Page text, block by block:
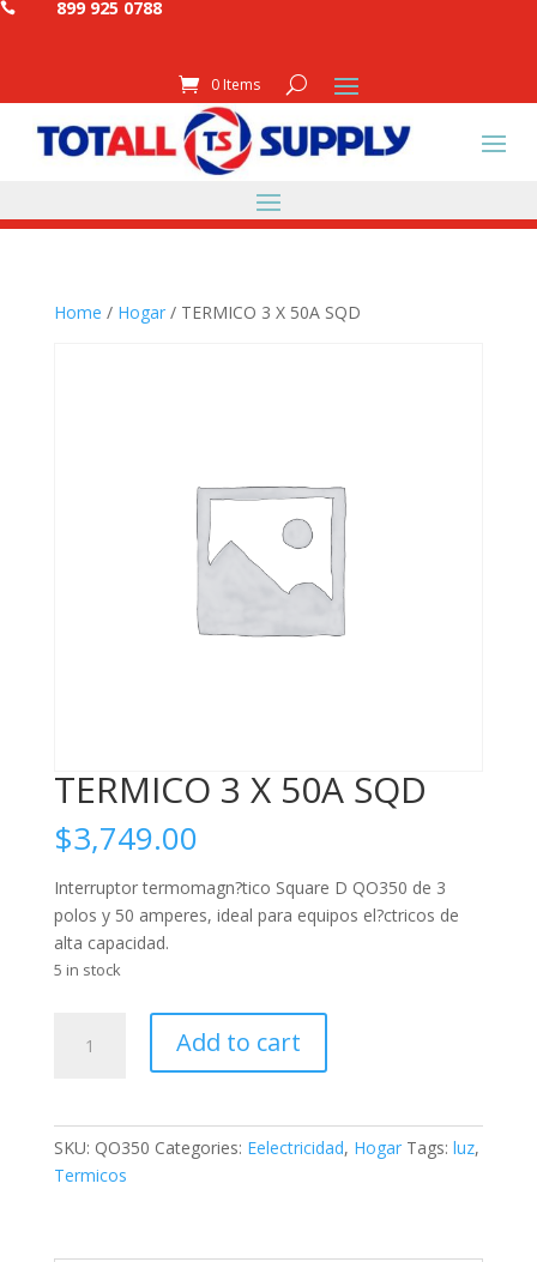
 899 925 0788
0 Items
Home / Hogar/ TERMICO 3 X 50A SQD
TERMICO 3 X 50A SQD
$3,749.00
Interruptor termomagn?tico Square D QO350 de 3
polos y 50 amperes, ideal para equipos el?ctricos de
alta capacidad.
5 in stock
quantity
Add to cart
SKU: QO350 Categories: Eelectricidad, Hogar Tags: luz,
Termicos